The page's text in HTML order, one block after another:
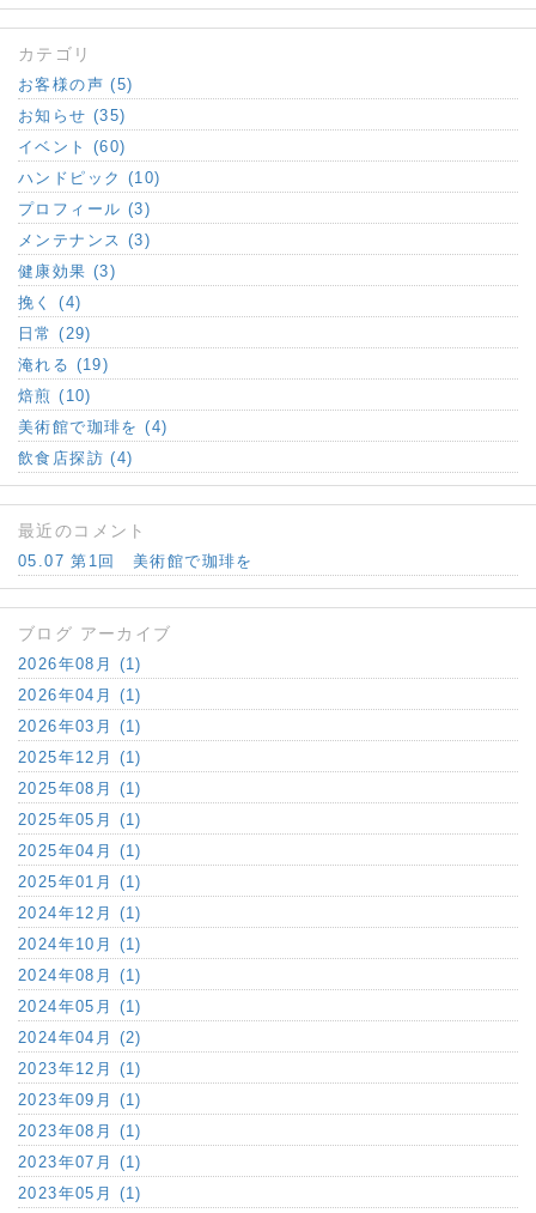
カテゴリ
お客様の声 (5)
お知らせ (35)
イベント (60)
ハンドピック (10)
プロフィール (3)
メンテナンス (3)
健康効果 (3)
挽く (4)
日常 (29)
淹れる (19)
焙煎 (10)
美術館で珈琲を (4)
飲食店探訪 (4)
最近のコメント
05.07 第1回 美術館で珈琲を
ブログ アーカイブ
2026年08月 (1)
2026年04月 (1)
2026年03月 (1)
2025年12月 (1)
2025年08月 (1)
2025年05月 (1)
2025年04月 (1)
2025年01月 (1)
2024年12月 (1)
2024年10月 (1)
2024年08月 (1)
2024年05月 (1)
2024年04月 (2)
2023年12月 (1)
2023年09月 (1)
2023年08月 (1)
2023年07月 (1)
2023年05月 (1)